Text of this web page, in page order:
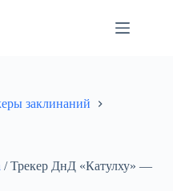
заклинаний
/ Трекер ДнД «Катулху» —